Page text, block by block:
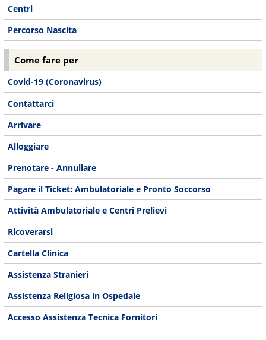
Centri
Percorso Nascita
Come fare per
Covid-19 (Coronavirus)
Contattarci
Arrivare
Alloggiare
Prenotare - Annullare
Pagare il Ticket: Ambulatoriale e Pronto Soccorso
Attività Ambulatoriale e Centri Prelievi
Ricoverarsi
Cartella Clinica
Assistenza Stranieri
Assistenza Religiosa in Ospedale
Accesso Assistenza Tecnica Fornitori